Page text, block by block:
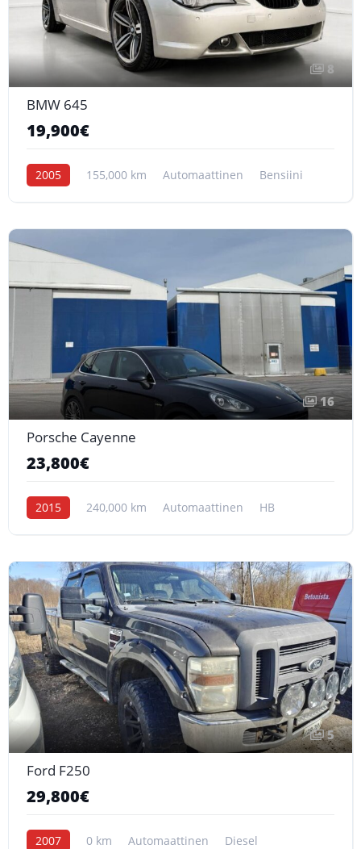
8
BMW 645
19,900€
2005 155,000 km Automaattinen Bensiini
16
Porsche Cayenne
23,800€
2015 240,000 km Automaattinen HB
5
Ford F250
29,800€
2007 0 km Automaattinen Diesel